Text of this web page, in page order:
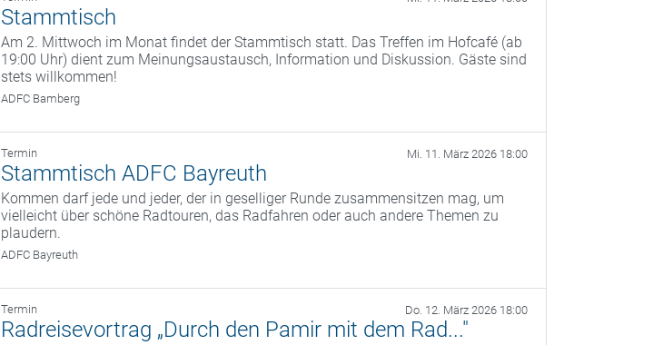
Stammtisch
Am 2. Mittwoch im Monat findet der Stammtisch statt. Das Treffen im Hofcafé (ab
19:00 Uhr) dient zum Meinungsaustausch, Information und Diskussion. Gäste sind
stets willkommen!
ADFC Bamberg
Termin Mi. 11. März 2026 18:00
Stammtisch ADFC Bayreuth
Kommen darf jede und jeder, der in geselliger Runde zusammensitzen mag, um
vielleicht über schöne Radtouren, das Radfahren oder auch andere Themen zu
plaudern.
ADFC Bayreuth
Termin Do. 12. März 2026 18:00
Radreisevortrag „Durch den Pamir mit dem Rad..."